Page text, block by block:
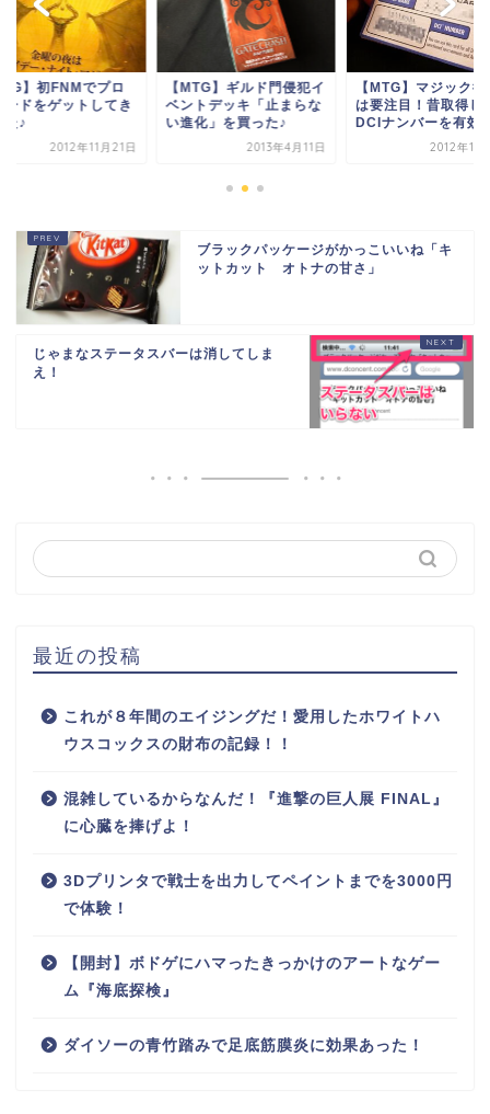
】初FNMでプロ
ードをゲットしてき
た♪
2012年11月21日
【MTG】ギルド門侵犯イ
ベントデッキ「止まらな
い進化」を買った♪
2013年4月11日
【MTG】マジック復
は要注目！昔取得し
DCIナンバーを有効
2012年10
ブラックパッケージがかっこいいね「キ
ットカット オトナの甘さ」
じゃまなステータスバーは消してしま
え！
最近の投稿
これが８年間のエイジングだ！愛用したホワイトハ
ウスコックスの財布の記録！！
混雑しているからなんだ！『進撃の巨人展 FINAL』
に心臓を捧げよ！
3Dプリンタで戦士を出力してペイントまでを3000円
で体験！
【開封】ボドゲにハマったきっかけのアートなゲー
ム『海底探検』
ダイソーの青竹踏みで足底筋膜炎に効果あった！